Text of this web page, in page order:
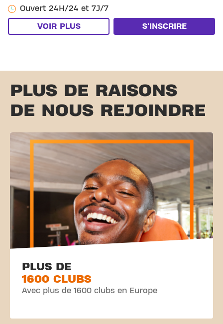
Ouvert 24H/24 et 7J/7
VOIR PLUS S'INSCRIRE
PLUS DE RAISONS
DE NOUS REJOINDRE
PLUS DE
1600 CLUBS
Avec plus de 1600 clubs en Europe